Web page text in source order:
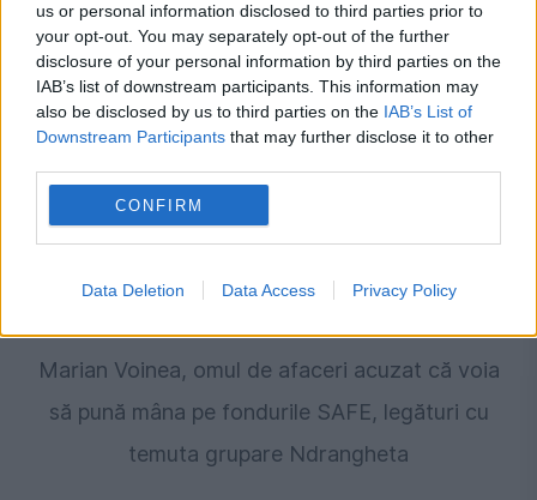
us or personal information disclosed to third parties prior to
your opt-out. You may separately opt-out of the further
disclosure of your personal information by third parties on the
IAB’s list of downstream participants. This information may
also be disclosed by us to third parties on the IAB’s List of
Downstream Participants that may further disclose it to other
CONFIRM
Data Deletion Data Access Privacy Policy
biografia parașutistului
Marian Voinea, omul de afaceri acuzat că voia
să pună mâna pe fondurile SAFE, legături cu
temuta grupare Ndrangheta